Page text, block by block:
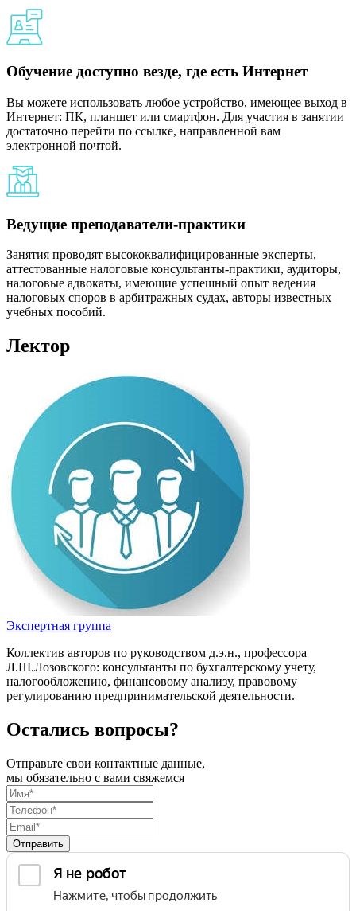
Обучение доступно везде, где есть Интернет
Вы можете использовать любое устройство, имеющее выход в
Интернет: ПК, планшет или смартфон. Для участия в занятии
достаточно перейти по ссылке, направленной вам
электронной почтой.
Ведущие преподаватели-практики
Занятия проводят высококвалифицированные эксперты,
аттестованные налоговые консультанты-практики, аудиторы,
налоговые адвокаты, имеющие успешный опыт ведения
налоговых споров в арбитражных судах, авторы известных
учебных пособий.
Лектор
Экспертная группа
Коллектив авторов по руководством д.э.н., профессора
Л.Ш.Лозовского: консультанты по бухгалтерскому учету,
налогообложению, финансовому анализу, правовому
регулированию предпринимательской деятельности.
Остались вопросы?
Отправьте свои контактные данные,
мы обязательно с вами свяжемся
Отправить